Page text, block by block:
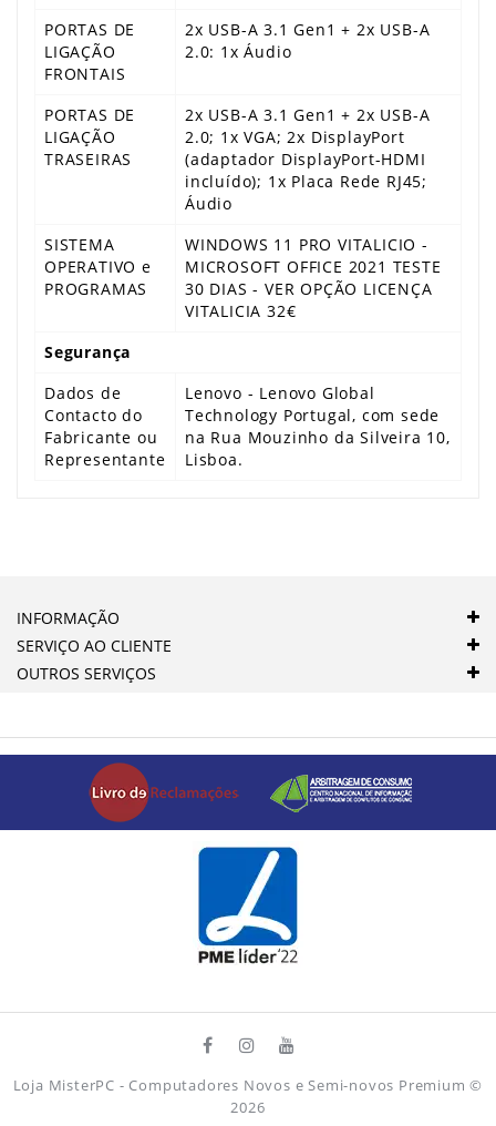
PORTAS DE
LIGAÇÃO
FRONTAIS
2x USB-A 3.1 Gen1 + 2x USB-A
2.0: 1x Áudio
PORTAS DE
LIGAÇÃO
TRASEIRAS
2x USB-A 3.1 Gen1 + 2x USB-A
2.0; 1x VGA; 2x DisplayPort
(adaptador DisplayPort-HDMI
incluído); 1x Placa Rede RJ45;
Áudio
SISTEMA
OPERATIVO e
PROGRAMAS
WINDOWS 11 PRO VITALICIO -
MICROSOFT OFFICE 2021 TESTE
30 DIAS - VER OPÇÃO LICENÇA
VITALICIA 32€
Segurança
Dados de
Contacto do
Fabricante ou
Representante
Lenovo - Lenovo Global
Technology Portugal, com sede
na Rua Mouzinho da Silveira 10,
Lisboa.
INFORMAÇÃO
SERVIÇO AO CLIENTE
OUTROS SERVIÇOS
Loja MisterPC - Computadores Novos e Semi-novos Premium ©
2026